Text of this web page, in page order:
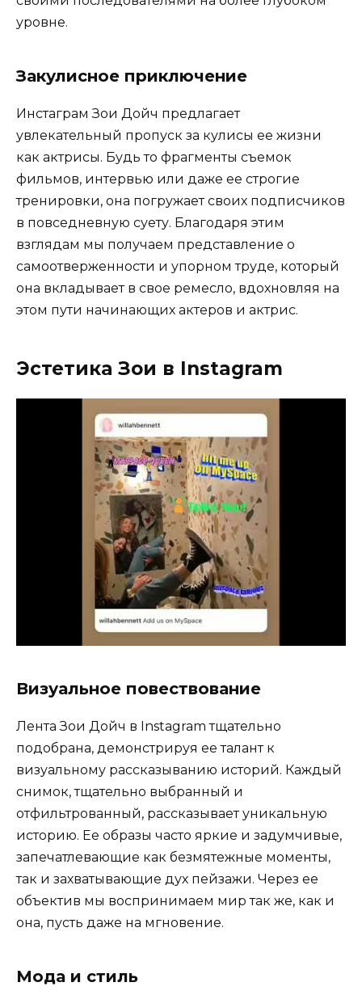
уровне.
Закулисное приключение
Инстаграм Зои Дойч предлагает
увлекательный пропуск за кулисы ее жизни
как актрисы. Будь то фрагменты съемок
фильмов, интервью или даже ее строгие
тренировки, она погружает своих подписчиков
в повседневную суету. Благодаря этим
взглядам мы получаем представление о
самоотверженности и упорном труде, который
она вкладывает в свое ремесло, вдохновляя на
этом пути начинающих актеров и актрис.
Эстетика Зои в Instagram
Визуальное повествование
Лента Зои Дойч в Instagram тщательно
подобрана, демонстрируя ее талант к
визуальному рассказыванию историй. Каждый
снимок, тщательно выбранный и
отфильтрованный, рассказывает уникальную
историю. Ее образы часто яркие и задумчивые,
запечатлевающие как безмятежные моменты,
так и захватывающие дух пейзажи. Через ее
объектив мы воспринимаем мир так же, как и
она, пусть даже на мгновение.
Мода и стиль